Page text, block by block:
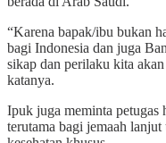
“Karena bapak/ibu bukan
bagi Indonesia dan juga
sikap dan perilaku kita
katanya.
Ipuk juga meminta petugas
terutama bagi jemaah